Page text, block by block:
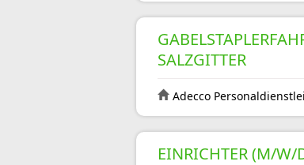
SALZGITTER
Adecco
EINRICHTER (M/W/